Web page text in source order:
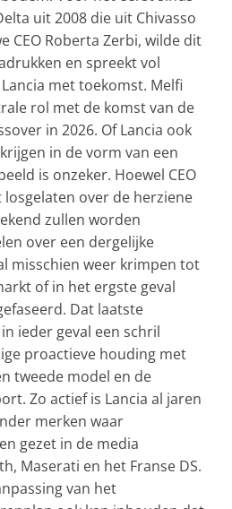
uit 2008 die uit Chivasso
CEO Roberta Zerbi, wilde dit
en spreekt vol
met toekomst. Melfi
rol met de komst van de
in 2026. Of Lancia ook
in de vorm van een
is onzeker. Hoewel CEO
losgelaten over de herziene
zullen worden
over een dergelijke
misschien weer krimpen tot
of in het ergste geval
Dat laatste
ieder geval een schril
proactieve houding met
tweede model en de
Zo actief is Lancia al jaren
merken waar
gezet in de media
Maserati en het Franse DS.
van het